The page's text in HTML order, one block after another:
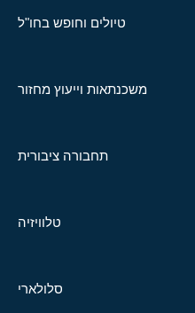
טיולים וחופש בחו"ל
משכנתאות וייעוץ מחזור
תחבורה ציבורית
טלוויזיה
סלולארי